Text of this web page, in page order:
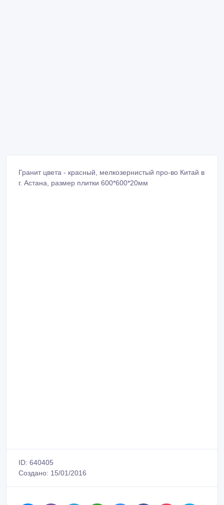
Гранит цвета - красный, мелкозернистый про-во Китай в
г. Астана, размер плитки 600*600*20мм
ID: 640405
Создано: 15/01/2016